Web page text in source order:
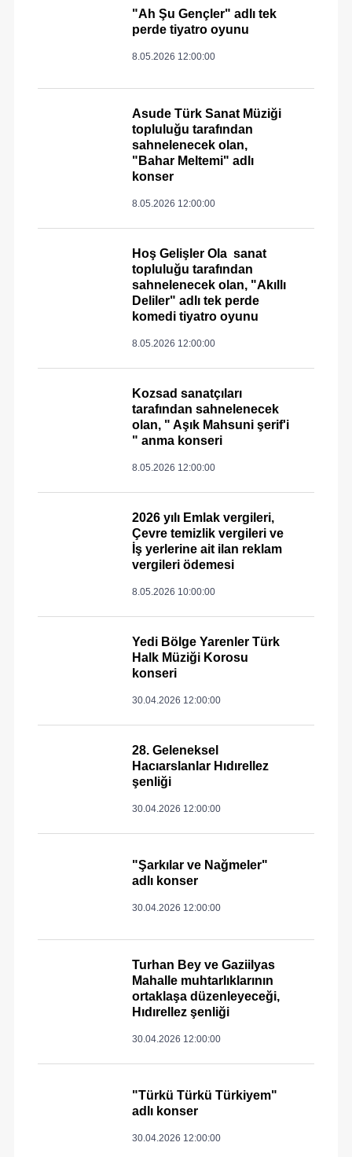
"Ah Şu Gençler" adlı tek
perde tiyatro oyunu
8.05.2026 12:00:00
Asude Türk Sanat Müziği
topluluğu tarafından
sahnelenecek olan,
"Bahar Meltemi" adlı
konser
8.05.2026 12:00:00
Hoş Gelişler Ola sanat
topluluğu tarafından
sahnelenecek olan, "Akıllı
Deliler" adlı tek perde
komedi tiyatro oyunu
8.05.2026 12:00:00
Kozsad sanatçıları
tarafından sahnelenecek
olan, " Aşık Mahsuni şerif'i
" anma konseri
8.05.2026 12:00:00
2026 yılı Emlak vergileri,
Çevre temizlik vergileri ve
İş yerlerine ait ilan reklam
vergileri ödemesi
8.05.2026 10:00:00
Yedi Bölge Yarenler Türk
Halk Müziği Korosu
konseri
30.04.2026 12:00:00
28. Geleneksel
Hacıarslanlar Hıdırellez
şenliği
30.04.2026 12:00:00
"Şarkılar ve Nağmeler"
adlı konser
30.04.2026 12:00:00
Turhan Bey ve Gaziilyas
Mahalle muhtarlıklarının
ortaklaşa düzenleyeceği,
Hıdırellez şenliği
30.04.2026 12:00:00
"Türkü Türkü Türkiyem"
adlı konser
30.04.2026 12:00:00